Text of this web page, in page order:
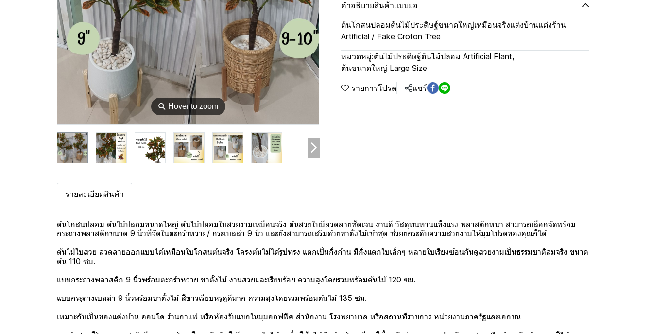
⚲ Hover to zoom
คำอธิบายสินค้าแบบย่อ
ต้นโกสนปลอมต้นไม้ประดิษฐ์ขนาดใหญ่เหมือนจริงแต่งบ้านแต่งร้าน
Artificial / Fake Croton Tree
หมวดหมู่:ต้นไม้ประดิษฐ์ต้นไม้ปลอม Artificial Plant,
ต้นขนาดใหญ่ Large Size
รายการโปรด แชร์
รายละเอียดสินค้า
ต้นโกสนปลอม ต้นไม้ปลอมขนาดใหญ่ ต้นไม้ปลอมใบสวยงามเหมือนจริง ต้นสวยใบมีลวดลายชัดเจน งานดี วัสดุทนทานแข็งแรง พลาสติกหนา สามารถเลือกจัดพร้อม
กระถางพลาสติกขนาด 9 นิ้วที่จัดในตะกร้าหวาย/ กระเบลล่า 9 นิ้ว และยังสามารถเสริมด้วยขาตั้งไม้เข้าชุด ช่วยยกระดับความสวยงามให้มุมโปรดของคุณก็ได้
ต้นไม้ใบสวย ลวดลายออกแบบได้เหมือนใบโกสนต้นจริง โครงต้นไม้ได้รูปทรง แตกเป็นกิ่งก้าน มีกิ่งแตกใบเล็กๆ หลายใบเรียงซ้อนกันดูสวยงามเป็นธรรมชาติสมจริง ขนาด
ต้น 110 ซม.
แบบกระถางพลาสติก 9 นิ้วพร้อมตะกร้าหวาย ขาตั้งไม้ งานสวยและเรียบร้อย ความสูงโดยรวมพร้อมต้นไม้ 120 ซม.
แบบกระุถางเบลล่า 9 นิ้วพร้อมขาตั้งไม้ สีขาวเรียบหรูดูดีมาก ความสุงโดยรวมพร้อมต้นไม้ 135 ซม.
เหมาะกับเป็นของแต่งบ้าน คอนโด ร้านกาแฟ หรือห้องรับแขกในมุมออฟฟิศ สำนักงาน โรงพยาบาล หรือสถานที่ราชการ หน่วยงานภาครัฐและเอกชน